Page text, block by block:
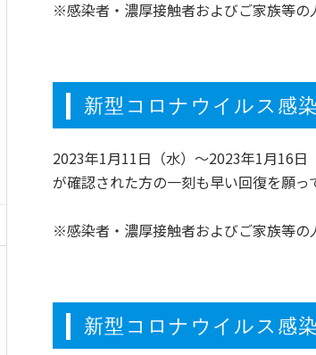
※感染者・濃厚接触者およびご家族等の
新型コロナウイルス感
2023年1月11日（水）～2023年1月16
が確認された方の一刻も早い回復を願っ
※感染者・濃厚接触者およびご家族等の
新型コロナウイルス感